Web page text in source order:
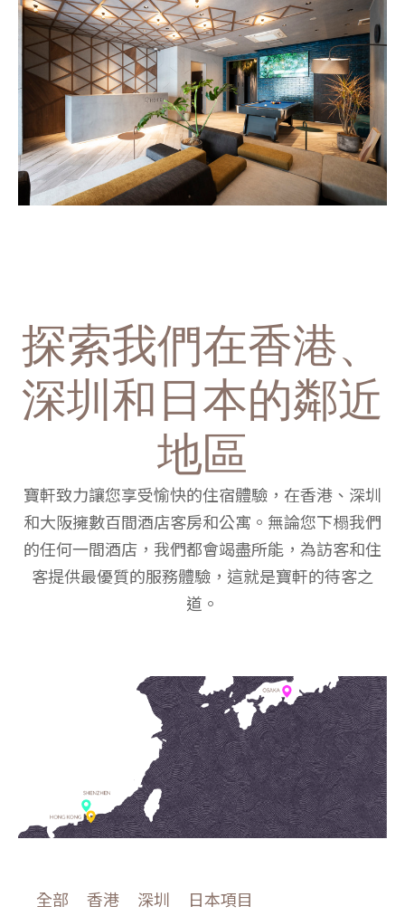
探索我們在香港、
深圳和日本的鄰近
地區
寶軒致力讓您享受愉快的住宿體驗，在香港、深圳
和大阪擁數百間酒店客房和公寓。無論您下榻我們
的任何一間酒店，我們都會竭盡所能，為訪客和住
客提供最優質的服務體驗，這就是寶軒的待客之
道。
全部 香港 深圳 日本項目